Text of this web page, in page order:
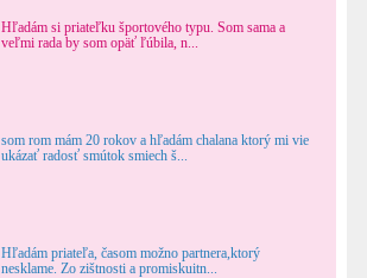
Hľadám si priateľku športového typu. Som sama a
veľmi rada by som opäť ľúbila, n...
som rom mám 20 rokov a hľadám chalana ktorý mi vie
ukázať radosť smútok smiech š...
Hľadám priateľa, časom možno partnera,ktorý
nesklame. Zo zištnosti a promiskuitn...